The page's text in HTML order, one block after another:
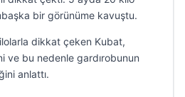
bir görünüme kavuştu.
dikkat çeken Kubat,
ve bu nedenle gardırobunun
anlattı.